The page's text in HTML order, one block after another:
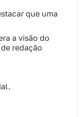
que uma
a visão do
redação